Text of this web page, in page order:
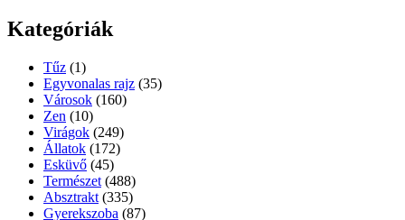
Kategóriák
Tűz (1)
Egyvonalas rajz (35)
Városok (160)
Zen (10)
Virágok (249)
Állatok (172)
Esküvő (45)
Természet (488)
Absztrakt (335)
Gyerekszoba (87)